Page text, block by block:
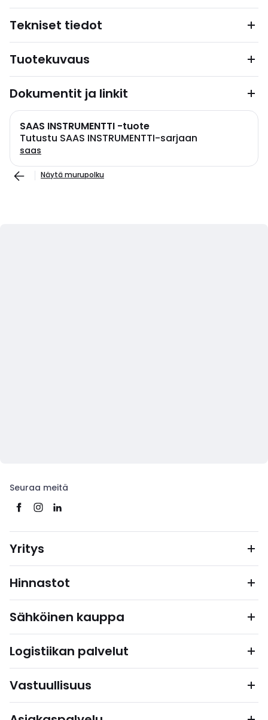
Tekniset tiedot
Tuotekuvaus
Dokumentit ja linkit
SAAS INSTRUMENTTI -tuote
Tutustu SAAS INSTRUMENTTI-sarjaan
saas
Näytä murupolku
Seuraa meitä
Yritys
Hinnastot
Sähköinen kauppa
Logistiikan palvelut
Vastuullisuus